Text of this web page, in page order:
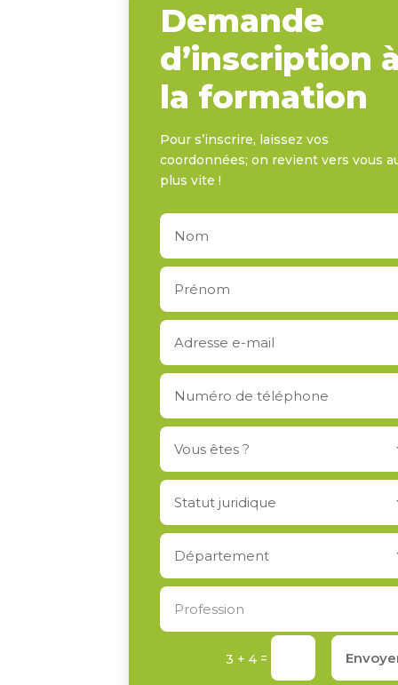
Demande
d’inscription
la formation
Pour s’inscrire, laissez vos
coordonnées; on revient vers vous
plus vite !
3 + 4 =